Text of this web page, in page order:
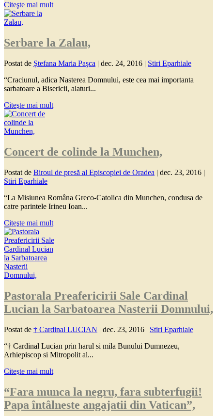
Citeşte mai mult
Serbare la Zalau,
Postat de Ştefana Maria Paşca | dec. 24, 2016 | Stiri Eparhiale
“Craciunul, adica Nasterea Domnului, este cea mai importanta
sarbatoare a Bisericii, alaturi...
Citeşte mai mult
Concert de colinde la Munchen,
Postat de Biroul de presă al Episcopiei de Oradea | dec. 23, 2016 |
Stiri Eparhiale
“La Misiunea Româna Greco-Catolica din Munchen, condusa de
catre parintele Irineu Ioan...
Citeşte mai mult
Pastorala Preafericirii Sale Cardinal
Lucian la Sarbatoarea Nasterii Domnului,
Postat de † Cardinal LUCIAN | dec. 23, 2016 | Stiri Eparhiale
“† Cardinal Lucian prin harul si mila Bunului Dumnezeu,
Arhiepiscop si Mitropolit al...
Citeşte mai mult
“Fara munca la negru, fara subterfugii!
Papa întâlneste angajatii din Vatican”,